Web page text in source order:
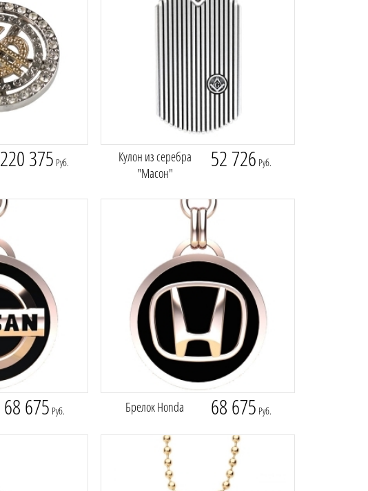
220 375 Руб.
Кулон из серебра
"Масон"
52 726 Руб.
68 675 Руб. Брелок Honda 68 675 Руб.